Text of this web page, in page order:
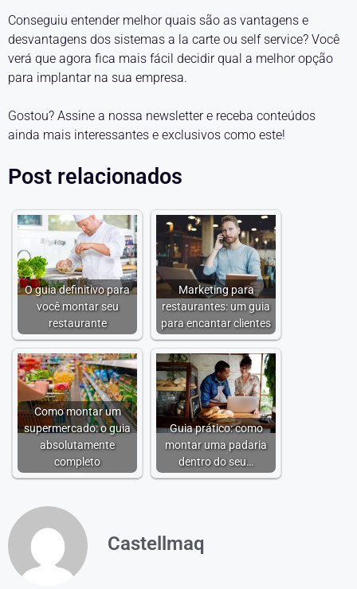
Conseguiu entender melhor quais são as vantagens e
desvantagens dos sistemas a la carte ou self service? Você
verá que agora fica mais fácil decidir qual a melhor opção
para implantar na sua empresa.
Gostou? Assine a nossa newsletter e receba conteúdos
ainda mais interessantes e exclusivos como este!
Post relacionados
O guia definitivo para
você montar seu
restaurante
Marketing para
restaurantes: um guia
para encantar clientes
Como montar um
supermercado: o guia
absolutamente
completo
Guia prático: como
montar uma padaria
dentro do seu…
Castellmaq